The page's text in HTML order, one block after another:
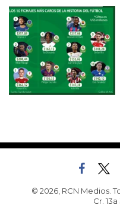
© 2026, RCN Medios.
Cr.